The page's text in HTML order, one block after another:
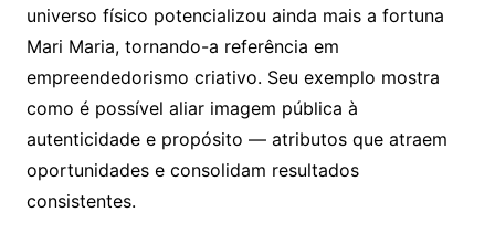
universo físico potencializou ainda mais a fortuna
Mari Maria, tornando-a referência em
empreendedorismo criativo. Seu exemplo mostra
como é possível aliar imagem pública à
autenticidade e propósito — atributos que atraem
oportunidades e consolidam resultados
consistentes.